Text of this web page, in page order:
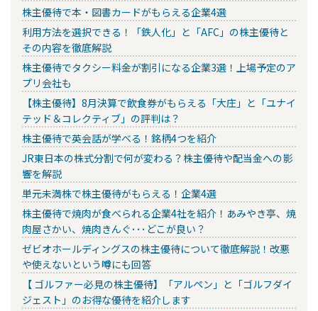
株主優待で本・図書カードがもらえる企業4選
利用方法を選択できる！「鉄人化」と「AFC」の株主優待と
その内容を徹底解説
株主優待でタクシー料金が割引になる企業3選！上場予定のア
プリ会社も
【株主優待】8月決算で飲食券がもらえる「大庄」と「ユナイ
テッド＆コレクティブ」の評判は？
株主優待で英会話が学べる！銘柄4つを紹介
JR東日本の株式分割で何が変わる？株主優待や配当金への影
響を解説
単元未満株で株主優待がもらえる！企業4選
株主優待で焼肉が食べられる企業4社を紹介！あみやき亭、焼
肉屋さかい、焼肉きんぐ･･･どこが良い？
ゼビオホールディングスの株主優待について徹底解説！改悪
や使えないという噂にも回答
【 ゴルファー必見の株主優待】「アルペン」と「ゴルフダイ
ジェスト」のお得な優待を紹介します